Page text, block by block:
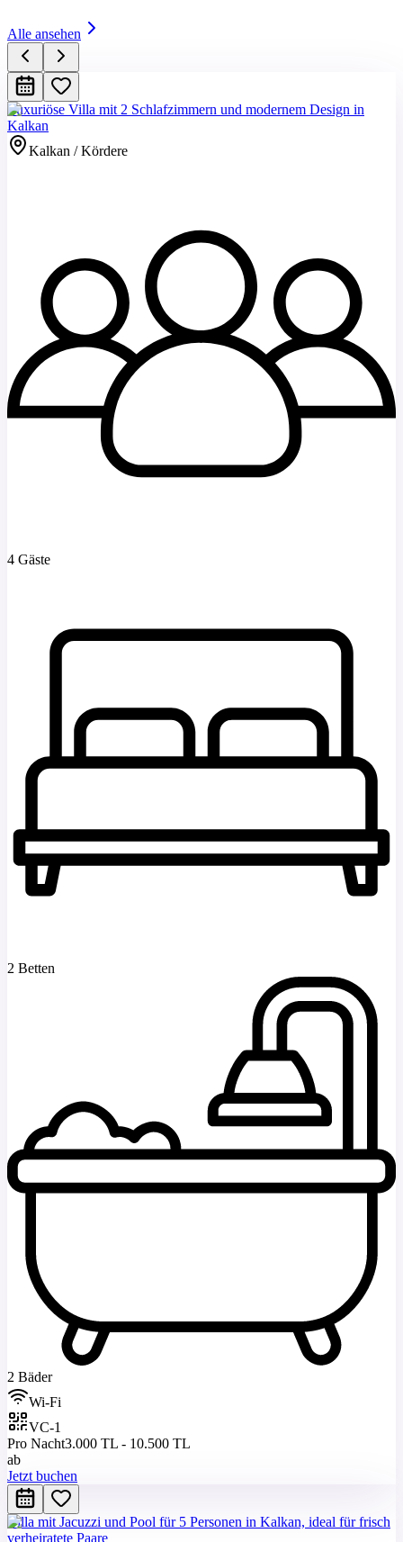
Alle ansehen
Luxuriöse Villa mit 2 Schlafzimmern und modernem Design in
Kalkan
Kalkan / Kördere
4 Gäste
2 Betten
2 Bäder
Wi-Fi
VC-1
Pro Nacht3.000 TL - 10.500 TL
ab
Jetzt buchen
Villa mit Jacuzzi und Pool für 5 Personen in Kalkan, ideal für frisch
verheiratete Paare